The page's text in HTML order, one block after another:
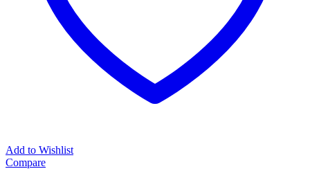
Add to Wishlist
Compare